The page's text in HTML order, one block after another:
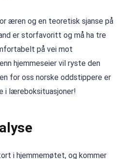
æren og en teoretisk sjanse på
er storfavoritt og må ha tre
på vei mot
hjemmeseier vil ryste den
for oss norske oddstippere er
i læreboksituasjoner!
i hjemmemøtet, og kommer